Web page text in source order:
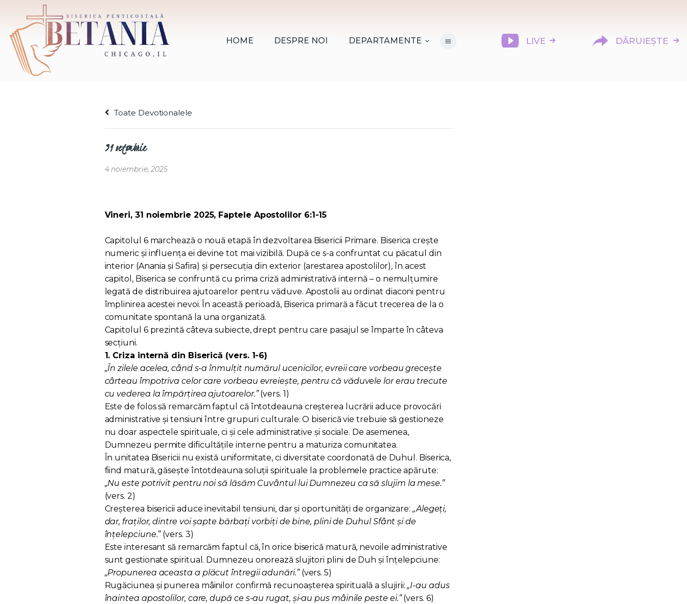
HOME DESPRE NOI DEPARTAMENTE LIVE DĂRUIEȘTE
DESPRE NOI
MISIUNEA BETANIA
Toate Devotionalele
31 octombrie
4 noiembrie, 2025
Vineri, 31 noiembrie 2025, Faptele Apostolilor 6:1-15
Capitolul 6 marchează o nouă etapă în dezvoltarea Bisericii Primare. Biserica crește
numeric și influența ei devine tot mai vizibilă. După ce s-a confruntat cu păcatul din
interior (Anania și Safira) și persecuția din exterior (arestarea apostolilor), în acest
capitol, Biserica se confruntă cu prima criză administrativă internă – o nemulțumire
legată de distribuirea ajutoarelor pentru văduve. Apostolii au ordinat diaconi pentru
împlinirea acestei nevoi. În această perioadă, Biserica primară a făcut trecerea de la o
comunitate spontană la una organizată.
Capitolul 6 prezintă câteva subiecte, drept pentru care pasajul se împarte în câteva
secțiuni.
1. Criza internă din Biserică (vers. 1-6)
„În zilele acelea, când s-a înmulțit numărul ucenicilor, evreii care vorbeau grecește
cârteau împotriva celor care vorbeau evreiește, pentru că văduvele lor erau trecute
cu vederea la împărțirea ajutoarelor.”(vers. 1)
Este de folos să remarcăm faptul că întotdeauna creșterea lucrării aduce provocări
administrative și tensiuni între grupuri culturale. O biserică vie trebuie să gestioneze
nu doar aspectele spirituale, ci și cele administrative și sociale. De asemenea,
Dumnezeu permite dificultățile interne pentru a maturiza comunitatea.
În unitatea Bisericii nu există uniformitate, ci diversitate coordonată de Duhul. Biserica,
fiind matură, găsește întotdeauna soluții spirituale la problemele practice apărute:
„Nu este potrivit pentru noi să lăsăm Cuvântul lui Dumnezeu ca să slujim la mese.”
(vers. 2)
Creșterea bisericii aduce inevitabil tensiuni, dar și oportunități de organizare: „Alegeți,
dar, fraților, dintre voi șapte bărbați vorbiți de bine, plini de Duhul Sfânt și de
înțelepciune.”(vers. 3)
Este interesant să remarcăm faptul că, în orice biserică matură, nevoile administrative
sunt gestionate spiritual. Dumnezeu onorează slujitori plini de Duh și înțelepciune:
„Propunerea aceasta a plăcut întregii adunări.”(vers. 5)
Rugăciunea și punerea mâinilor confirmă recunoașterea spirituală a slujirii:„I-au adus
înaintea apostolilor, care, după ce s-au rugat, și-au pus mâinile peste ei.”(vers. 6)